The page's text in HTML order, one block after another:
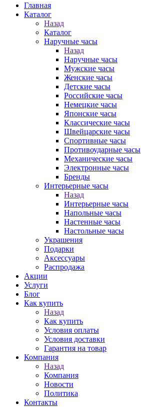
Главная
Каталог
Назад
Каталог
Наручные часы
Назад
Наручные часы
Мужские часы
Женские часы
Детские часы
Российские часы
Немецкие часы
Японские часы
Классические часы
Швейцарские часы
Спортивные часы
Противоударные часы
Механические часы
Электронные часы
Бренды
Интерьерные часы
Назад
Интерьерные часы
Напольные часы
Настенные часы
Настольные часы
Украшения
Подарки
Аксессуары
Распродажа
Акции
Услуги
Блог
Как купить
Назад
Как купить
Условия оплаты
Условия доставки
Гарантия на товар
Компания
Назад
Компания
Новости
Политика
Контакты